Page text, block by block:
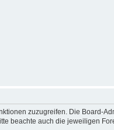
zuzugreifen. Die Board-
beachte auch die jeweiligen